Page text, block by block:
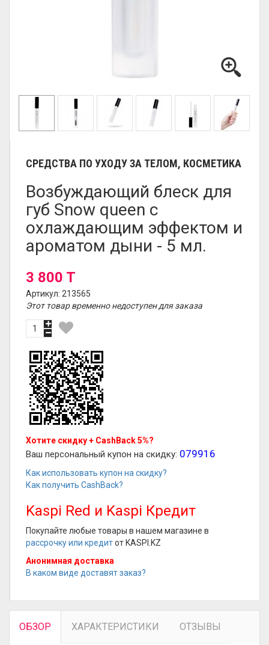
СРЕДСТВА ПО УХОДУ ЗА ТЕЛОМ, КОСМЕТИКА
Возбуждающий блеск для
губ Snow queen с
охлаждающим эффектом и
ароматом дыни - 5 мл.
3 800 T
Артикул: 213565
Этот товар временно недоступен для заказа
Хотите скидку + CashBack 5%?
Ваш персональный купон на скидку: 079916
Как использовать купон на скидку?
Как получить CashBack?
Kaspi Red и Kaspi Кредит
Покупайте любые товары в нашем магазине в
рассрочку или кредитот KASPI.KZ
Анонимная доставка
В каком виде доставят заказ?
ОБЗОР ХАРАКТЕРИСТИКИ ОТЗЫВЫ